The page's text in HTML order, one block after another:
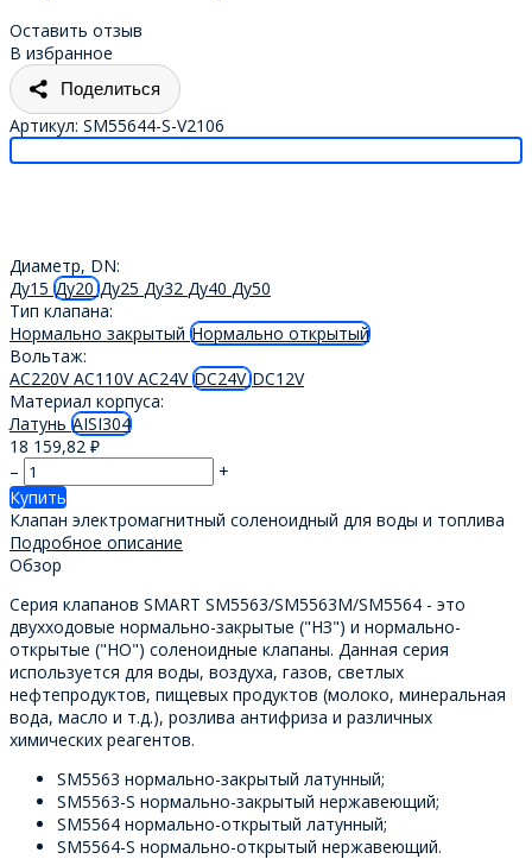
Оставить отзыв
В избранное
Поделиться
Артикул: SM55644-S-V2106
Диаметр, DN:
Ду15 Ду20Ду25 Ду32 Ду40 Ду50
Тип клапана:
Нормально закрытый Нормально открытый
Вольтаж:
AC220VAC110VAC24V DC24VDC12V
Материал корпуса:
Латунь AISI304
18 159,82 ₽
–
+
Купить
Клапан электромагнитный соленоидный для воды и топлива
Подробное описание
Обзор
Серия клапанов SMART SM5563/SM5563M/SM5564 - это
двухходовые нормально-закрытые ("НЗ") и нормально-
открытые ("НО") соленоидные клапаны. Данная серия
используется для воды, воздуха, газов, светлых
нефтепродуктов, пищевых продуктов (молоко, минеральная
вода, масло и т.д.), розлива антифриза и различных
химических реагентов.
SM5563 нормально-закрытый латунный;
SM5563-S нормально-закрытый нержавеющий;
SM5564 нормально-открытый латунный;
SM5564-S нормально-открытый нержавеющий.